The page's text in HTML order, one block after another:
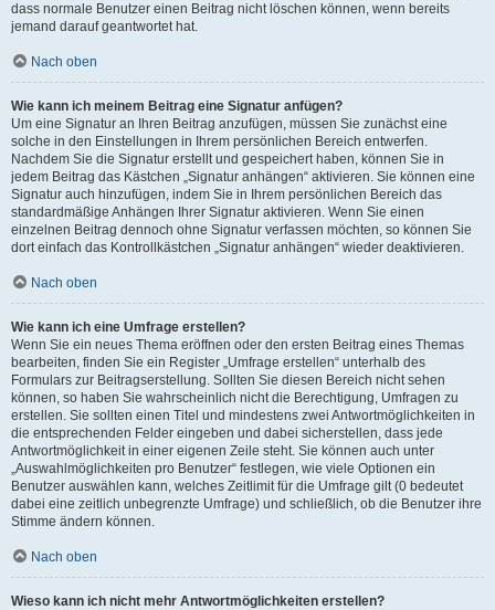
dass normale Benutzer einen Beitrag nicht löschen können, wenn bereits
jemand darauf geantwortet hat.
Nach oben
Wie kann ich meinem Beitrag eine Signatur anfügen?
Um eine Signatur an Ihren Beitrag anzufügen, müssen Sie zunächst eine
solche in den Einstellungen in Ihrem persönlichen Bereich entwerfen.
Nachdem Sie die Signatur erstellt und gespeichert haben, können Sie in
jedem Beitrag das Kästchen „Signatur anhängen“ aktivieren. Sie können eine
Signatur auch hinzufügen, indem Sie in Ihrem persönlichen Bereich das
standardmäßige Anhängen Ihrer Signatur aktivieren. Wenn Sie einen
einzelnen Beitrag dennoch ohne Signatur verfassen möchten, so können Sie
dort einfach das Kontrollkästchen „Signatur anhängen“ wieder deaktivieren.
Nach oben
Wie kann ich eine Umfrage erstellen?
Wenn Sie ein neues Thema eröffnen oder den ersten Beitrag eines Themas
bearbeiten, finden Sie ein Register „Umfrage erstellen“ unterhalb des
Formulars zur Beitragserstellung. Sollten Sie diesen Bereich nicht sehen
können, so haben Sie wahrscheinlich nicht die Berechtigung, Umfragen zu
erstellen. Sie sollten einen Titel und mindestens zwei Antwortmöglichkeiten in
die entsprechenden Felder eingeben und dabei sicherstellen, dass jede
Antwortmöglichkeit in einer eigenen Zeile steht. Sie können auch unter
„Auswahlmöglichkeiten pro Benutzer“ festlegen, wie viele Optionen ein
Benutzer auswählen kann, welches Zeitlimit für die Umfrage gilt (0 bedeutet
dabei eine zeitlich unbegrenzte Umfrage) und schließlich, ob die Benutzer ihre
Stimme ändern können.
Nach oben
Wieso kann ich nicht mehr Antwortmöglichkeiten erstellen?